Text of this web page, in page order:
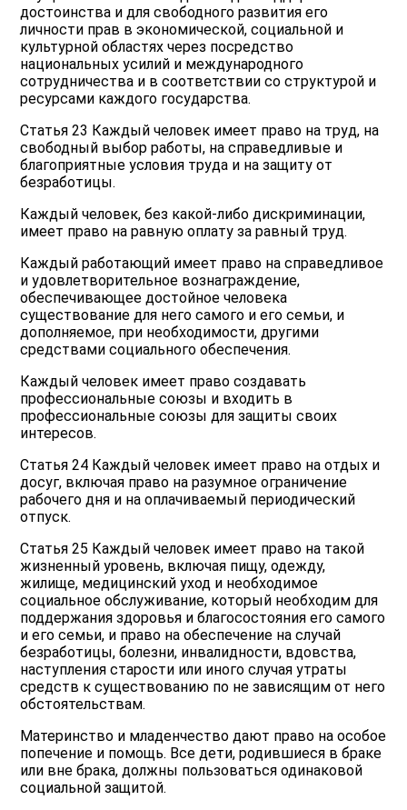
достоинства и для свободного развития его
личности прав в экономической, социальной и
культурной областях через посредство
национальных усилий и международного
сотрудничества и в соответствии со структурой и
ресурсами каждого государства.
Статья 23 Каждый человек имеет право на труд, на
свободный выбор работы, на справедливые и
благоприятные условия труда и на защиту от
безработицы.
Каждый человек, без какой-либо дискриминации,
имеет право на равную оплату за равный труд.
Каждый работающий имеет право на справедливое
и удовлетворительное вознаграждение,
обеспечивающее достойное человека
существование для него самого и его семьи, и
дополняемое, при необходимости, другими
средствами социального обеспечения.
Каждый человек имеет право создавать
профессиональные союзы и входить в
профессиональные союзы для защиты своих
интересов.
Статья 24 Каждый человек имеет право на отдых и
досуг, включая право на разумное ограничение
рабочего дня и на оплачиваемый периодический
отпуск.
Статья 25 Каждый человек имеет право на такой
жизненный уровень, включая пищу, одежду,
жилище, медицинский уход и необходимое
социальное обслуживание, который необходим для
поддержания здоровья и благосостояния его самого
и его семьи, и право на обеспечение на случай
безработицы, болезни, инвалидности, вдовства,
наступления старости или иного случая утраты
средств к существованию по не зависящим от него
обстоятельствам.
Материнство и младенчество дают право на особое
попечение и помощь. Все дети, родившиеся в браке
или вне брака, должны пользоваться одинаковой
социальной защитой.